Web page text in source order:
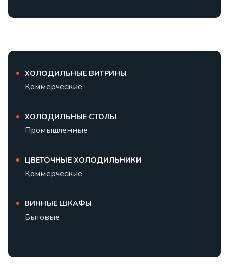
ХОЛОДИЛЬНЫЕ ВИТРИНЫ
Коммерческие
ХОЛОДИЛЬНЫЕ СТОЛЫ
Промышленные
ЦВЕТОЧНЫЕ ХОЛОДИЛЬНИКИ
Коммерческие
ВИННЫЕ ШКАФЫ
Бытовые